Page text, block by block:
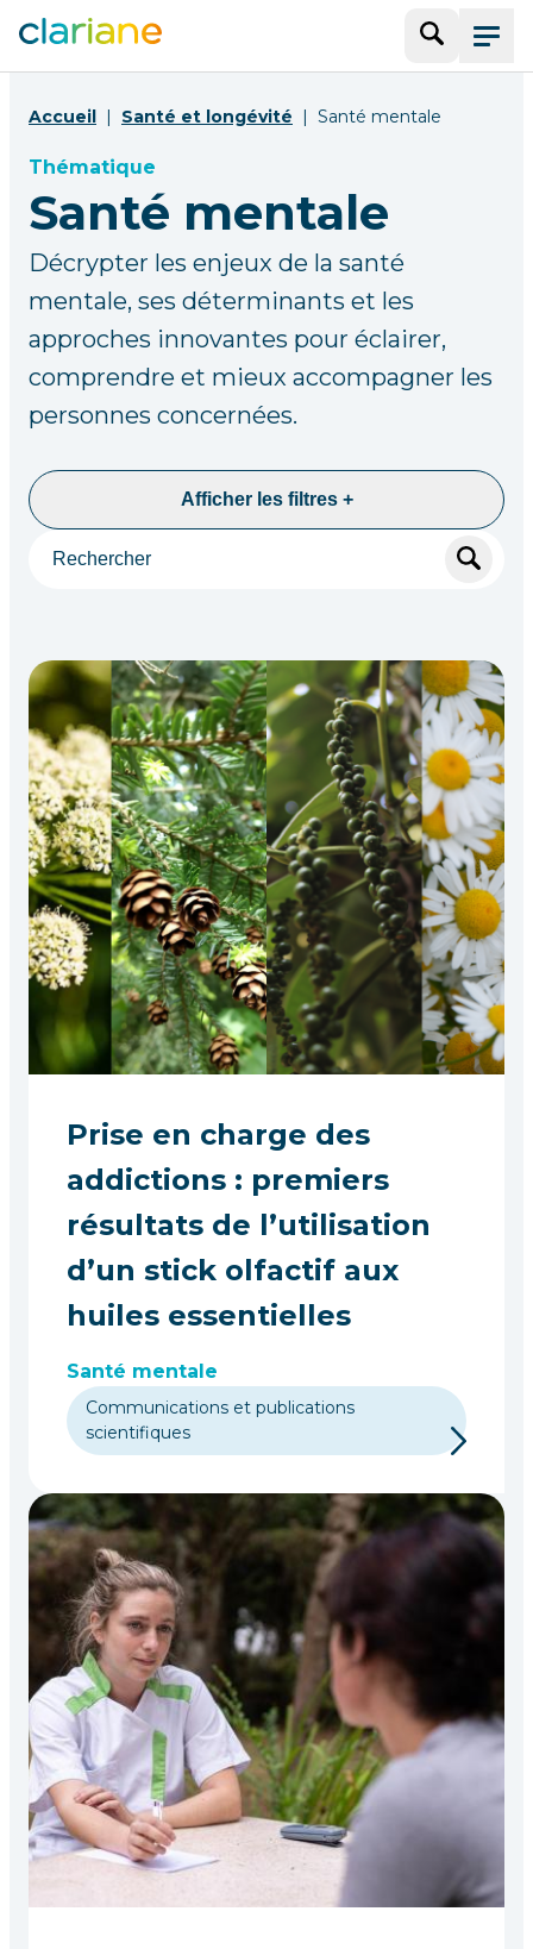
Menu
Accueil Santé et longévité Santé mentale
Thématique
Santé mentale
Décrypter les enjeux de la santé
mentale, ses déterminants et les
approches innovantes pour éclairer,
comprendre et mieux accompagner les
personnes concernées.
Afficher les filtres +
Prise en charge des
addictions : premiers
résultats de l’utilisation
d’un stick olfactif aux
huiles essentielles
Santé mentale
Communications et publications
scientifiques